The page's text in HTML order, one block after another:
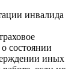
инвалида
состоянии
иных